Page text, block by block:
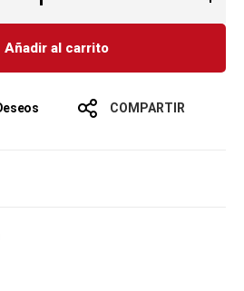
Añadir al carrito
COMPARTIR